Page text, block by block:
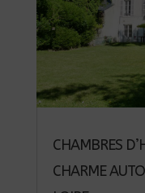
CHAMBRES
CHARME